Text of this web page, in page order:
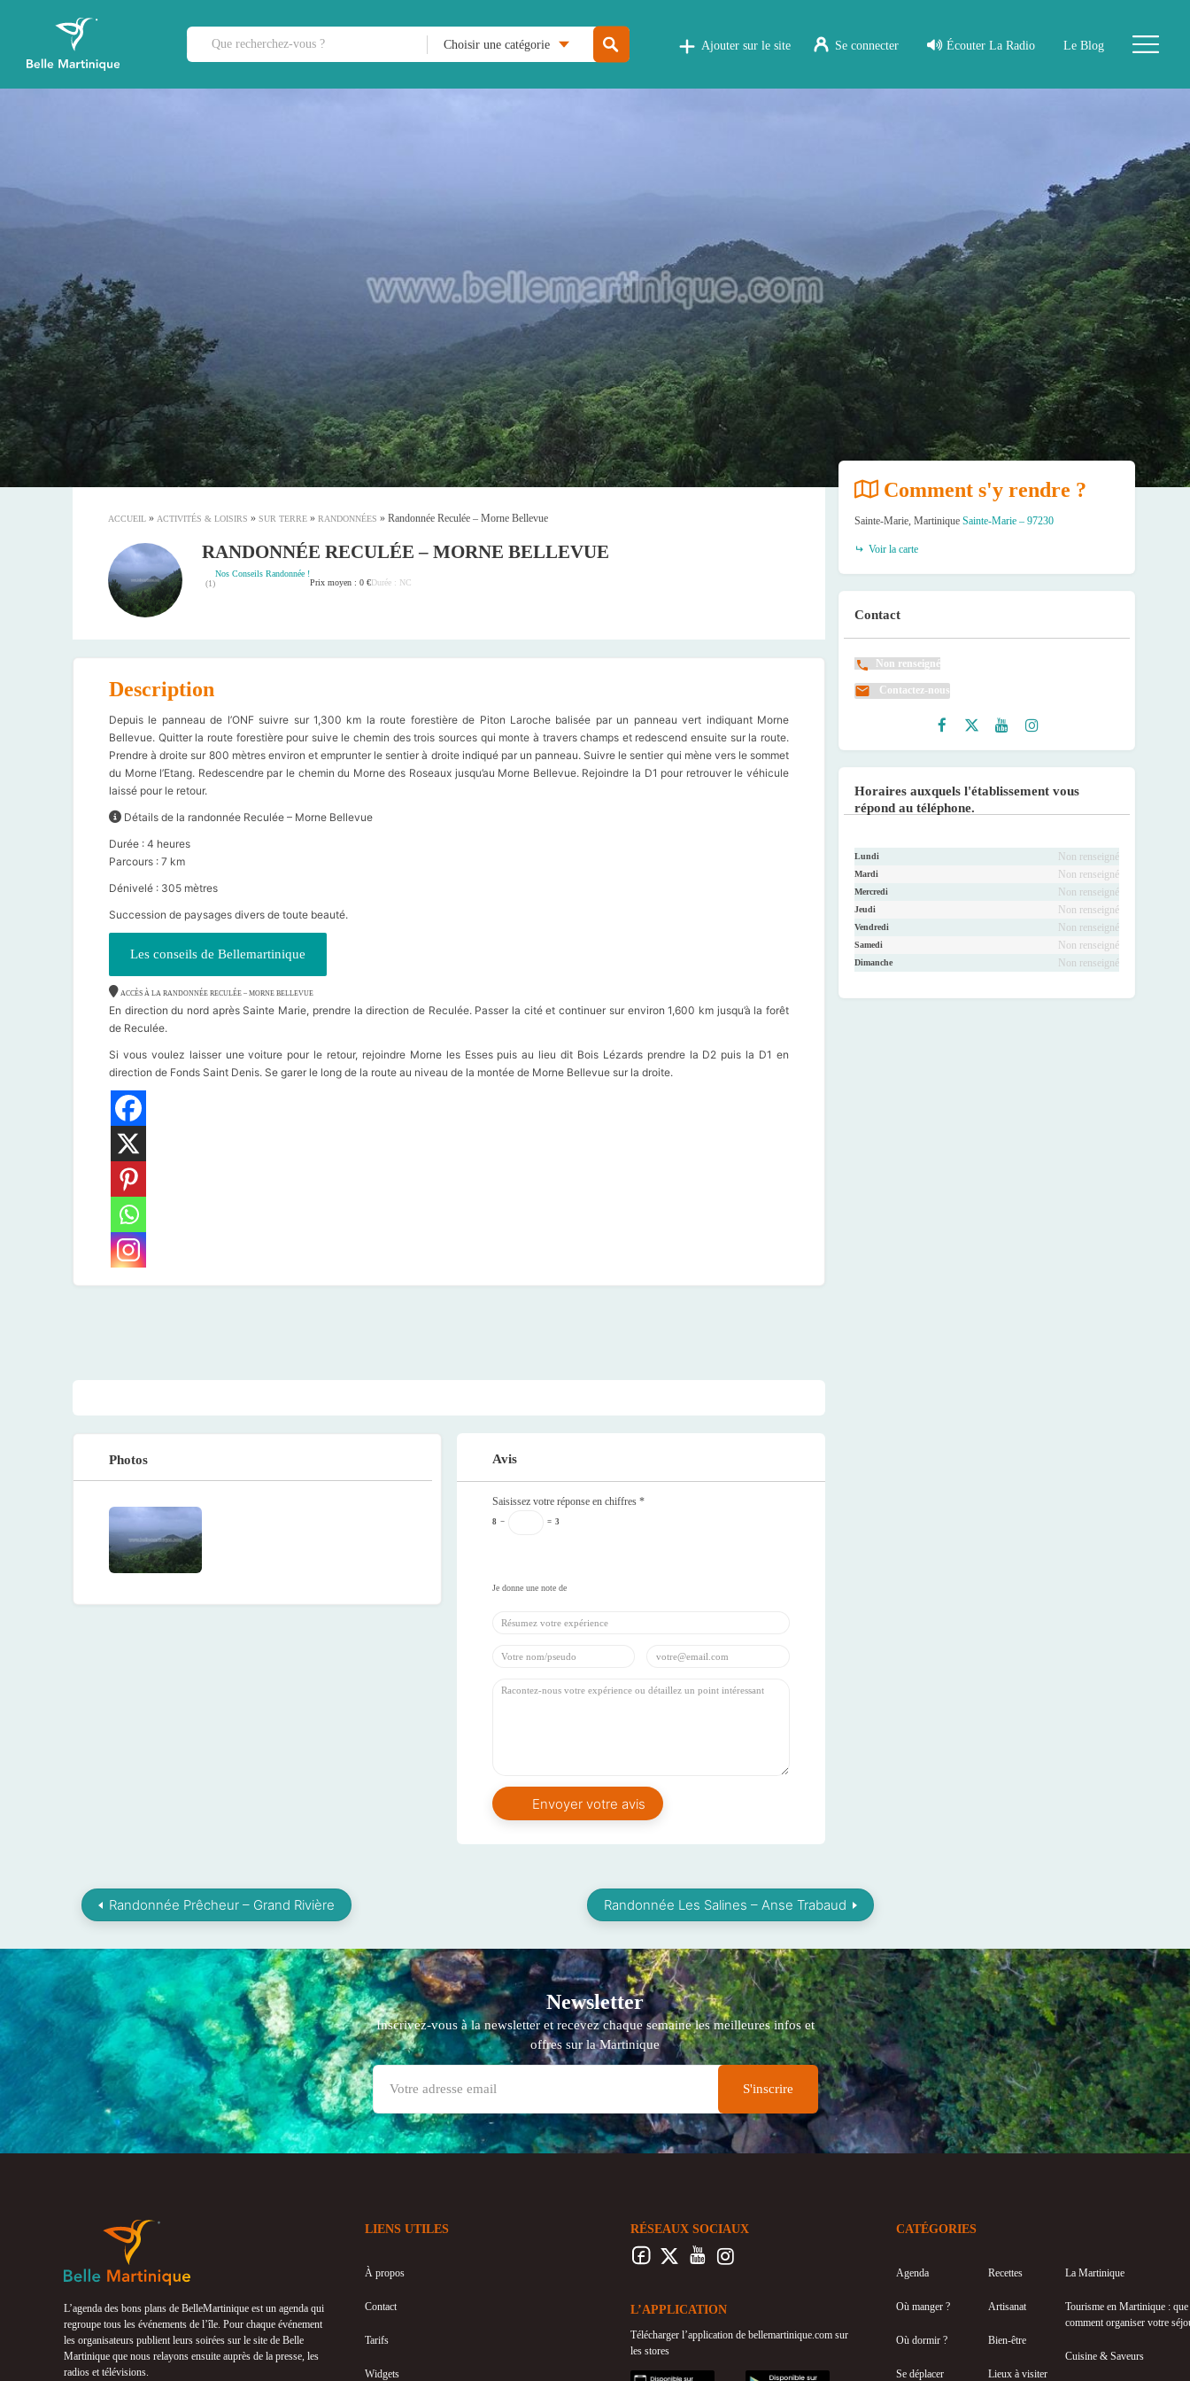
Choisir une catégorie Ajouter sur le site Se connecter Écouter La Radio Le Blog
ACCUEIL » ACTIVITÉS & LOISIRS » SUR TERRE » RANDONNÉES » Randonnée Reculée – Morne Bellevue
RANDONNÉE RECULÉE – MORNE BELLEVUE
(1)
Nos Conseils Randonnée !
Prix moyen : 0 €Durée : NC
Description
Depuis le panneau de l’ONF suivre sur 1,300 km la route forestière de Piton Laroche balisée par un panneau vert indiquant Morne
Bellevue. Quitter la route forestière pour suive le chemin des trois sources qui monte à travers champs et redescend ensuite sur la route.
Prendre à droite sur 800 mètres environ et emprunter le sentier à droite indiqué par un panneau. Suivre le sentier qui mène vers le sommet
du Morne l’Etang. Redescendre par le chemin du Morne des Roseaux jusqu’au Morne Bellevue. Rejoindre la D1 pour retrouver le véhicule
laissé pour le retour.
Détails de la randonnée Reculée – Morne Bellevue
Durée : 4 heures
Parcours : 7 km
Dénivelé : 305 mètres
Succession de paysages divers de toute beauté.
Les conseils de Bellemartinique
ACCÈS À LA RANDONNÉE RECULÉE – MORNE BELLEVUE
En direction du nord après Sainte Marie, prendre la direction de Reculée. Passer la cité et continuer sur environ 1,600 km jusqu’à la forêt
de Reculée.
Si vous voulez laisser une voiture pour le retour, rejoindre Morne les Esses puis au lieu dit Bois Lézards prendre la D2 puis la D1 en
direction de Fonds Saint Denis. Se garer le long de la route au niveau de la montée de Morne Bellevue sur la droite.
Photos Avis
Saisissez votre réponse en chiffres*
8 − = 3
Comment s'y rendre ?
Sainte-Marie, Martinique Sainte-Marie – 97230
Voir la carte
Contact
Non renseigné
Contactez-nous
Horaires auxquels l'établissement vous
répond au téléphone.
Lundi Non renseigné
Mardi Non renseigné
Mercredi Non renseigné
Jeudi Non renseigné
Vendredi Non renseigné
Samedi Non renseigné
Dimanche Non renseigné
Randonnée Prêcheur – Grand Rivière Randonnée Les Salines – Anse Trabaud
Newsletter
Inscrivez-vous à la newsletter et recevez chaque semaine les meilleures infos et
offres sur la Martinique
L’agenda des bons plans de BelleMartinique est un agenda qui
regroupe tous les événements de l’île. Pour chaque événement
les organisateurs publient leurs soirées sur le site de Belle
Martinique que nous relayons ensuite auprès de la presse, les
radios et télévisions.
LIENS UTILES
À propos
Contact
Tarifs
Widgets
RÉSEAUX SOCIAUX
L’APPLICATION
Télécharger l’application de bellemartinique.com sur
les stores
appstore googleplay
CATÉGORIES
Agenda
Où manger ?
Où dormir ?
Se déplacer
Recettes
Artisanat
Bien-être
Lieux à visiter
La Martinique
Tourisme en Martinique :
comment organiser votre
Cuisine & Saveurs